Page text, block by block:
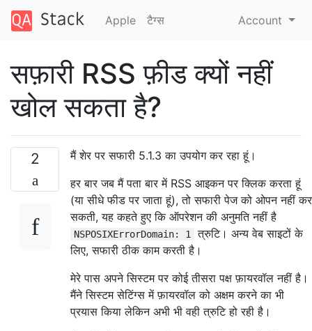
Apple टैग्‍स Account
सफ़ारी RSS फ़ीड क्यों नहीं
खोल सकता है?
2
मैं शेर पर सफारी 5.1.3 का उपयोग कर रहा हूं।
हर बार जब मैं पता बार में RSS आइकन पर क्लिक करता हूं
(या सीधे फीड पर जाता हूं), तो सफारी पेज को ओपन नहीं कर
सकती, यह कहते हुए कि ऑपरेशन की अनुमति नहीं है
NSPOSIXErrorDomain: 1
त्रुटि। अन्य वेब साइटों के
लिए, सफारी ठीक काम करती है।
मेरे पास अपने सिस्टम पर कोई तीसरा पक्ष फ़ायरवॉल नहीं है।
मैंने सिस्टम सेटिंग्स में फ़ायरवॉल को अक्षम करने का भी
प्रयास किया लेकिन अभी भी वही त्रुटि हो रही है।